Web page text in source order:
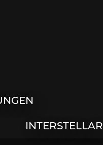
INTERSTELLAR